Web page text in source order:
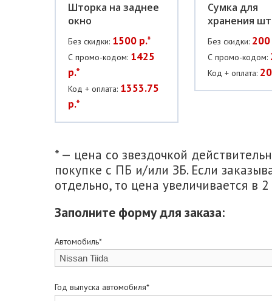
Шторка на заднее
окно
Без скидки: 1500 р.*
С промо-кодом: 1425
р.*
Код + оплата: 1353.75
р.*
Сумка для
хранения
Без скидки:
С промо-кодом:
Код + оплата:
* — цена со звездочкой
покупке с ПБ и/или ЗБ. Если
отдельно, то цена увеличивается в 2
Заполните форму для заказа:
Автомобиль*
Год выпуска автомобиля*